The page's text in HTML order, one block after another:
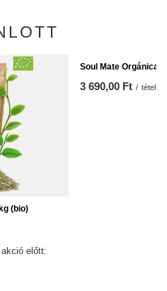
(bio)
előtt:
Soul Mate Orgánica
3 690,00 Ft / tétel